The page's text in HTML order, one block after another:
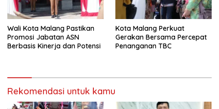
Wali Kota Malang Pastikan
Promosi Jabatan ASN
Berbasis Kinerja dan Potensi
Kota Malang Perkuat
Gerakan Bersama Percepat
Penanganan TBC
Rekomendasi untuk kamu